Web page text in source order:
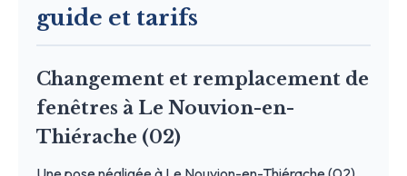
guide et tarifs
Changement et remplacement de
fenêtres à Le Nouvion-en-
Thiérache (02)